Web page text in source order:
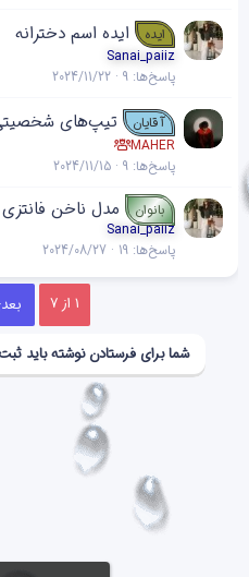
ایده ایده اسم دخترانه
Sanai_paiiz
پاسخ‌ها 9
2024/11/22
آقایان تیپ‌های شخصیتی
MAHER
پاسخ‌ها 9
2024/11/15
بانوان مدل ناخن‌ فانتزی
Sanai_paiiz
پاسخ‌ها 19
2024/08/27
1 از 7
شما برای فرستادن نوشته باید